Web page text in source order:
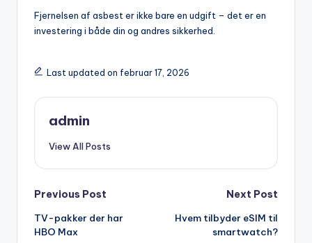
Fjernelsen af asbest er ikke bare en udgift – det er en
investering i både din og andres sikkerhed.
Last updated on februar 17, 2026
admin
View All Posts
Post
navigation
Previous Post
TV-pakker der har
HBO Max
Next Post
Hvem tilbyder eSIM til
smartwatch?